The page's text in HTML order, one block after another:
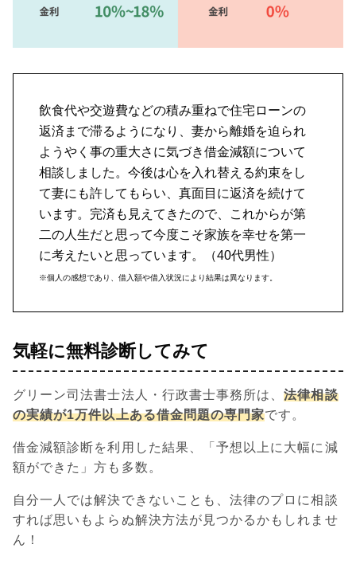
飲食代や交遊費などの積み重ねで住宅ローンの
返済まで滞るようになり、妻から離婚を迫られ
ようやく事の重大さに気づき借金減額について
相談しました。今後は心を入れ替える約束をし
て妻にも許してもらい、真面目に返済を続けて
います。完済も見えてきたので、これからが第
二の人生だと思って今度こそ家族を幸せを第一
に考えたいと思っています。（40代男性）
※個人の感想であり、借入額や借入状況により結果は異なります。
気軽に無料診断してみて
グリーン司法書士法人・行政書士事務所は、法律相談
の実績が1万件以上ある借金問題の専門家です。
借金減額診断を利用した結果、「予想以上に大幅に減
額ができた」方も多数。
自分一人では解決できないことも、法律のプロに相談
すれば思いもよらぬ解決方法が見つかるかもしれませ
ん！